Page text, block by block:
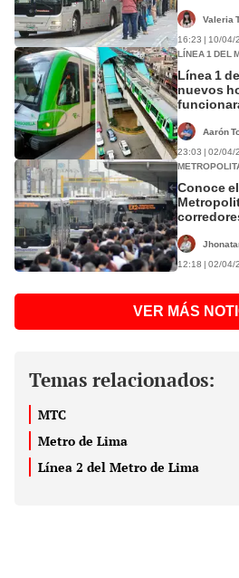
Valeria
16:23 | 10/04/
LÍNEA 1 DEL
Línea 1
nuevos
Aarón
23:03 | 02/04/
Conoce
12:18 | 02/04/
VER MÁS
Temas relacionados:
MTC
Metro de Lima
Línea 2 del Metro de Lima